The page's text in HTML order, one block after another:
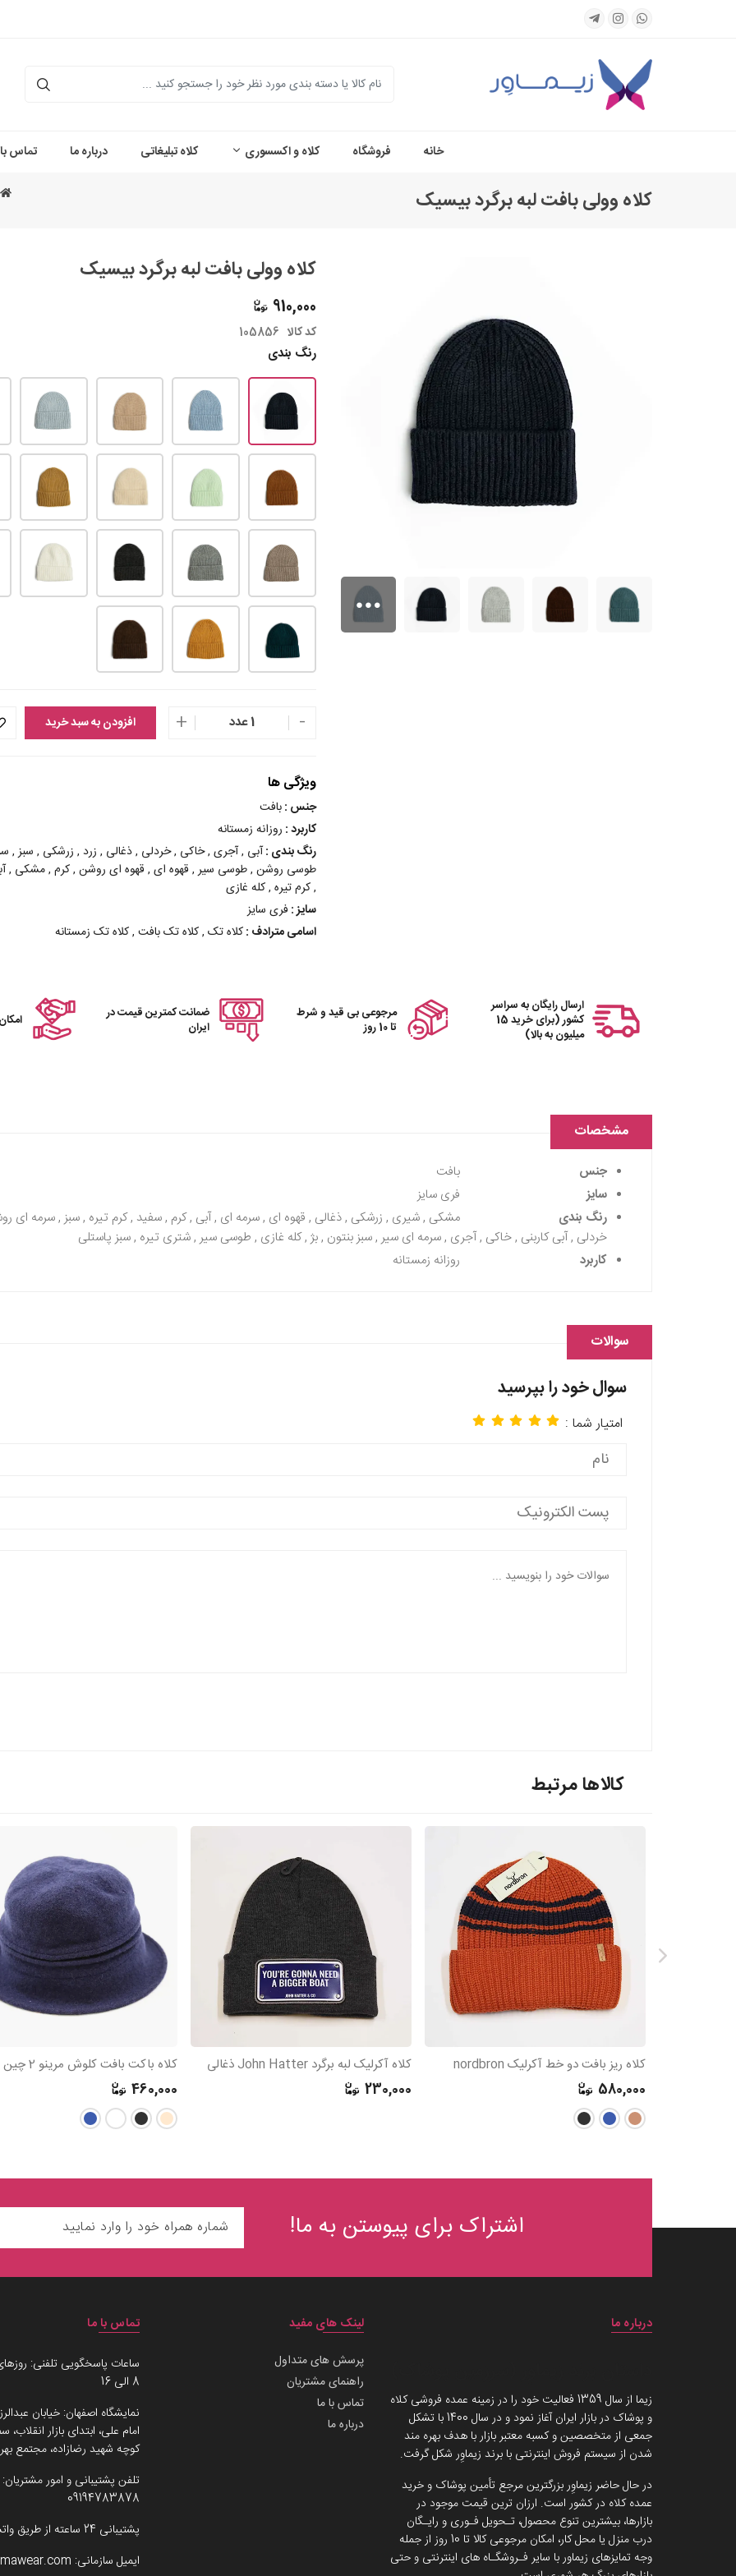
جستجو
خانه فروشگاه کلاه و اکسسوری کلاه تبلیغاتی درباره ما تماس
کلاه وولی بافت لبه برگرد بیسیک
کلاه وولی بافت لبه برگرد بیسیک
910,000
کد کالا 105856
رنگ بندی
- 1 عدد + افزودن به سبد خرید
ویژگی ها
جنس :بافت
کاربرد : روزانه زمستانه
رنگ بندی :آبی , آجری , خاکی , خردلی , ذغالی , زرد , زرشکی , سبز
طوسی روشن , طوسی سیر , قهوه ای , قهوه ای روشن , کرم , مشکی , آبی
, کرم تیره , کله غازی
سایز : فری سایز
اسامی مترادف :کلاه تک , کلاه تک بافت , کلاه تک زمستانه
ارسال رایگان به سراسر
کشور (برای خرید 15
میلیون به بالا)
مرجوعی بی قید و شرط
تا 10 روز
ضمانت کمترین قیمت در
ایران
مشخصات
جنس
بافت
سایز
فری سایز
رنگ بندی
مشکی , شیری , زرشکی , ذغالی , قهوه ای , سرمه ای , آبی , کرم , سفید , کرم تیره , سبز , سرمه
خردلی , آبی کاربنی , خاکی , آجری , سرمه ای سیر , سبز بنتون , بژ , کله غازی , طوسی سیر , شتری تیره , سبز پاستلی
کاربرد
روزانه زمستانه
سوالات
سوال خود را بپرسید
امتیار شما :
کالاها مرتبط
کلاه ریز بافت دو خط آکرلیک nordbron
580,000
کلاه آکرلیک لبه برگرد John Hatter ذغالی
230,000
کلاه باکت بافت کلوش مرینو 2 چین بیسیک
460,000
اشتراک برای پیوستن به ما!
درباره ما
زیما از سال 1359 فعالیت خود را در زمینه عمده فروشی کلاه
و پوشاک در بازار ایران آغاز نمود و در سال 1400 با تشکل
جمعی از متخصصین و کسبه معتبر بازار با هدف بهره مند
شدن از سیستم فروش اینترنتی با برند زیماوِر شکل گرفت.
در حال حاضر زیماوِر بزرگترین مرجع تأمین پوشاک و خرید
عمده کلاه در کشور است. ارزان ترین قیمت موجود در
بازارها، بیشترین تنوع محصول، تـحویل فـوری و رایـگان
درب منزل یا محل کار، امکان مرجوعی کالا تا 10 روز از جمله
وجه تمایزهای زیماور با سایر فـروشگـاه های اینترنتی و حتی
لینک های مفید
پرسش های متداول
راهنمای مشتریان
تماس با ما
درباره ما
تماس با ما
ساعات پاسخگویی تلفنی:
8 الی 16
نمایشگاه اصفهان: خیابان
امام علی، ابتدای بازار
کوچه شهید رضازاده، مجتمع
تلفن پشتیبانی و امور مشتریان:
09194783878
پشتیبانی 24 ساعته از طریق واتساپ
ایمیل سازمانی: